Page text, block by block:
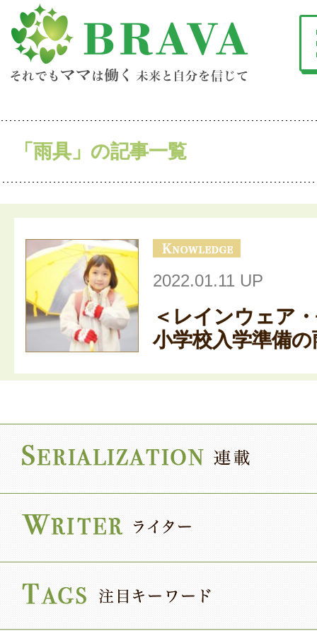
「雨具」の記事一覧
2022.01.11 UP
＜レインウェア
小学校入学準備の